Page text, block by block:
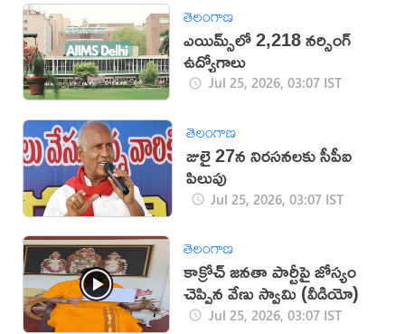
తెలంగాణ
ఎయిమ్స్‌లో 2,218 నర్సింగ్
ఉద్యోగాలు
Jul 25, 2026, 03:07 IST
తెలంగాణ
జులై 27న నిరసనలకు సీపీఐ
పిలుపు
Jul 25, 2026, 03:07 IST
తెలంగాణ
కాక్రోచ్ జనతా పార్టీపై జోస్యం
చెప్పిన వేణు స్వామి (వీడియో)
Jul 25, 2026, 03:07 IST